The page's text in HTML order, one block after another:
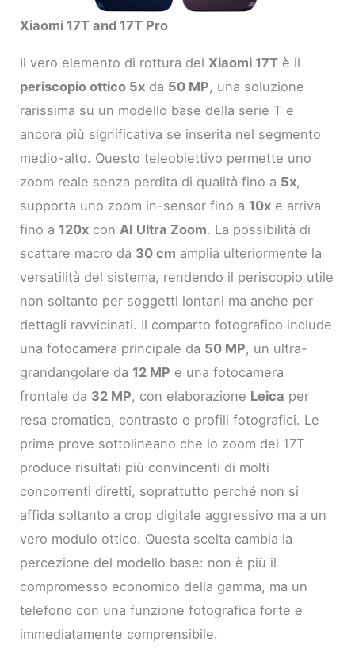
Xiaomi 17T and 17T Pro
Il vero elemento di rottura del Xiaomi 17T è il
periscopio ottico 5x da 50 MP, una soluzione
rarissima su un modello base della serie T e
ancora più significativa se inserita nel segmento
medio-alto. Questo teleobiettivo permette uno
zoom reale senza perdita di qualità fino a 5x,
supporta uno zoom in-sensor fino a 10x e arriva
fino a 120x con AI Ultra Zoom. La possibilità di
scattare macro da 30 cm amplia ulteriormente la
versatilità del sistema, rendendo il periscopio utile
non soltanto per soggetti lontani ma anche per
dettagli ravvicinati. Il comparto fotografico include
una fotocamera principale da 50 MP, un ultra-
grandangolare da 12 MP e una fotocamera
frontale da 32 MP, con elaborazione Leica per
resa cromatica, contrasto e profili fotografici. Le
prime prove sottolineano che lo zoom del 17T
produce risultati più convincenti di molti
concorrenti diretti, soprattutto perché non si
affida soltanto a crop digitale aggressivo ma a un
vero modulo ottico. Questa scelta cambia la
percezione del modello base: non è più il
compromesso economico della gamma, ma un
telefono con una funzione fotografica forte e
immediatamente comprensibile.